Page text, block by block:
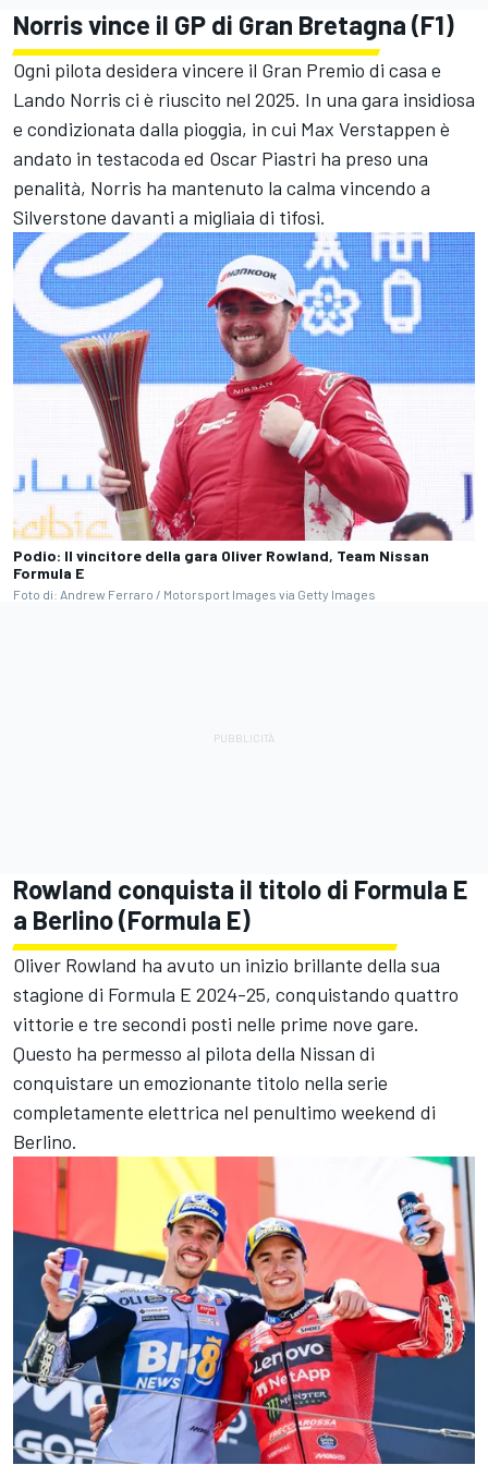
Norris vince il GP di Gran Bretagna (F1)
Ogni pilota desidera vincere il Gran Premio di casa e
Lando Norris ci è riuscito nel 2025. In una gara insidiosa
e condizionata dalla pioggia, in cui Max Verstappen è
andato in testacoda ed Oscar Piastri ha preso una
penalità, Norris ha mantenuto la calma vincendo a
Silverstone davanti a migliaia di tifosi.
Podio: Il vincitore della gara Oliver Rowland, Team Nissan
Formula E
Foto di: Andrew Ferraro / Motorsport Images via Getty Images
Rowland conquista il titolo di Formula E
a Berlino (Formula E)
Oliver Rowland ha avuto un inizio brillante della sua
stagione di Formula E 2024-25, conquistando quattro
vittorie e tre secondi posti nelle prime nove gare.
Questo ha permesso al pilota della Nissan di
conquistare un emozionante titolo nella serie
completamente elettrica nel penultimo weekend di
Berlino.